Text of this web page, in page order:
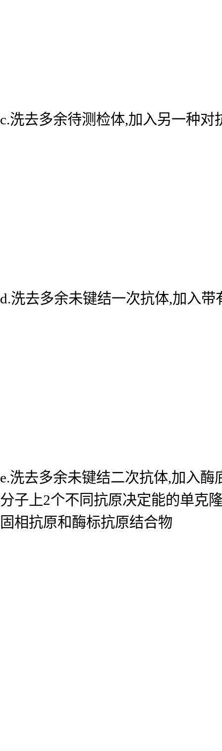
c.洗去多余待测检体,加入另一种
d.洗去多余未键结一次抗体,加入
e.洗去多余未键结二次抗体,加入
分子上2个不同抗原决定能的单克
固相抗原和酶标抗原结合物